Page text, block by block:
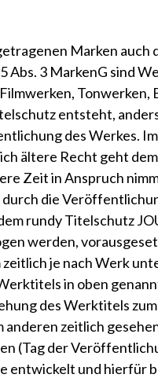
Marken auch
Abs. 3 MarkenG sind
Tonwerken,
entsteht,
des Werkes.
ältere Recht geht
Zeit in Anspruch
die
rundy Titelschutz
werden,
je nach Werk
in oben
des Werktitels
zeitlich
(Tag der
und hierfür